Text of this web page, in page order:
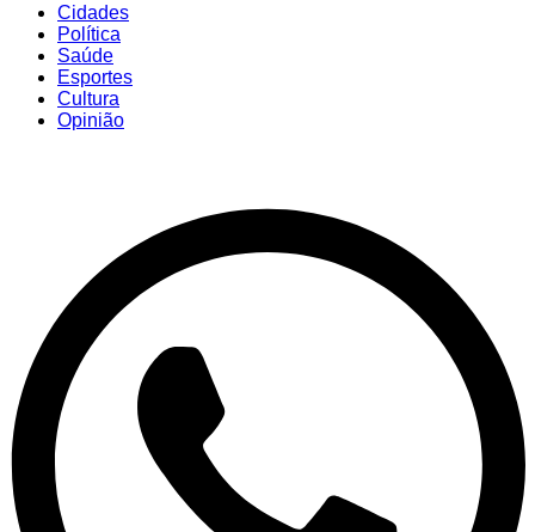
Cidades
Política
Saúde
Esportes
Cultura
Opinião